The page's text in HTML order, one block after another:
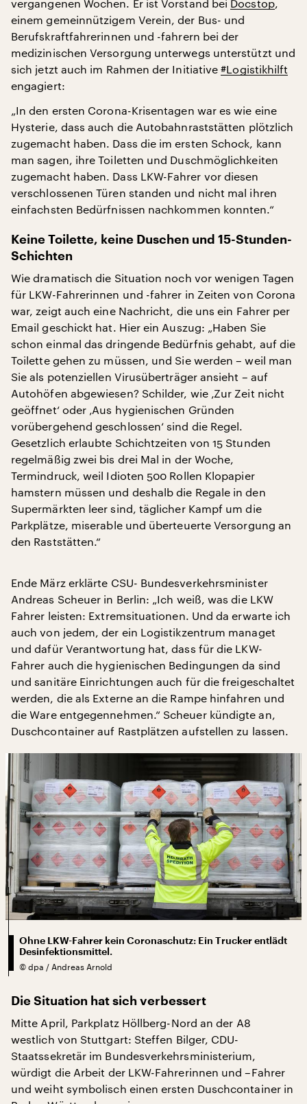
vergangenen Wochen. Er ist Vorstand bei Docstop,
einem gemeinnützigem Verein, der Bus- und
Berufskraftfahrerinnen und -fahrern bei der
medizinischen Versorgung unterwegs unterstützt und
sich jetzt auch im Rahmen der Initiative#Logistikhilft
engagiert:
„In den ersten Corona-Krisentagen war es wie eine
Hysterie, dass auch die Autobahnraststätten plötzlich
zugemacht haben. Dass die im ersten Schock, kann
man sagen, ihre Toiletten und Duschmöglichkeiten
zugemacht haben. Dass LKW-Fahrer vor diesen
verschlossenen Türen standen und nicht mal ihren
einfachsten Bedürfnissen nachkommen konnten.“
Keine Toilette, keine Duschen und 15-Stunden-
Schichten
Wie dramatisch die Situation noch vor wenigen Tagen
für LKW-Fahrerinnen und -fahrer in Zeiten von Corona
war, zeigt auch eine Nachricht, die uns ein Fahrer per
Email geschickt hat. Hier ein Auszug: „Haben Sie
schon einmal das dringende Bedürfnis gehabt, auf die
Toilette gehen zu müssen, und Sie werden – weil man
Sie als potenziellen Virusüberträger ansieht – auf
Autohöfen abgewiesen? Schilder, wie ‚Zur Zeit nicht
geöffnet‘ oder ‚Aus hygienischen Gründen
vorübergehend geschlossen‘ sind die Regel.
Gesetzlich erlaubte Schichtzeiten von 15 Stunden
regelmäßig zwei bis drei Mal in der Woche,
Termindruck, weil Idioten 500 Rollen Klopapier
hamstern müssen und deshalb die Regale in den
Supermärkten leer sind, täglicher Kampf um die
Parkplätze, miserable und überteuerte Versorgung an
den Raststätten.“
Ende März erklärte CSU- Bundesverkehrsminister
Andreas Scheuer in Berlin: „Ich weiß, was die LKW
Fahrer leisten: Extremsituationen. Und da erwarte ich
auch von jedem, der ein Logistikzentrum managet
und dafür Verantwortung hat, dass für die LKW-
Fahrer auch die hygienischen Bedingungen da sind
und sanitäre Einrichtungen auch für die freigeschaltet
werden, die als Externe an die Rampe hinfahren und
die Ware entgegennehmen.“ Scheuer kündigte an,
Duschcontainer auf Rastplätzen aufstellen zu lassen.
Ohne LKW-Fahrer kein Coronaschutz: Ein Trucker entlädt
Desinfektionsmittel.
© dpa / Andreas Arnold
Die Situation hat sich verbessert
Mitte April, Parkplatz Höllberg-Nord an der A8
westlich von Stuttgart: Steffen Bilger, CDU-
Staatssekretär im Bundesverkehrsministerium,
würdigt die Arbeit der LKW-Fahrerinnen und –Fahrer
und weiht symbolisch einen ersten Duschcontainer in